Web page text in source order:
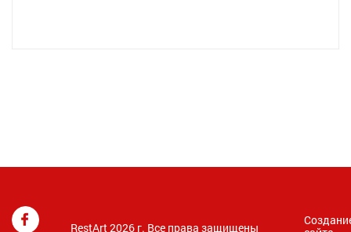
RestArt 2026 г. Все права защищены